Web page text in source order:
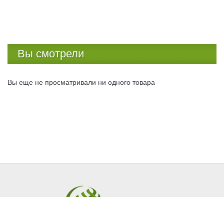
Вы смотрели
Вы еще не просматривали ни одного товара